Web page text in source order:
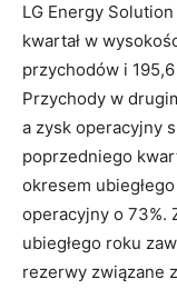
LG Energy
kwartał w
przychodów i
Przychody w
a zysk operacyjny
poprzedniego
okresem
operacyjny o 73%.
ubiegłego roku
rezerwy związane